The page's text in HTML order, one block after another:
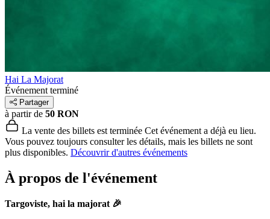
Hai La Majorat
Événement terminé
Partager
à partir de 50 RON
La vente des billets est terminée Cet événement a déjà eu lieu.
Vous pouvez toujours consulter les détails, mais les billets ne sont
plus disponibles. Découvrir d'autres événements
À propos de l'événement
Targoviste, hai la majorat 🎉